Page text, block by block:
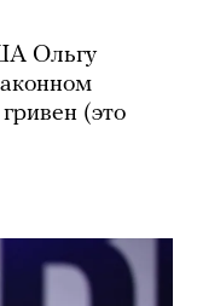
Ольгу
(это